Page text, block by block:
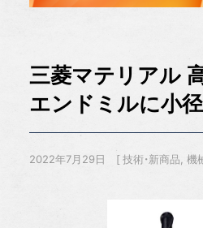
三菱マテリアル
エンドミルに小
2022年7月29日 技術・新商品 機